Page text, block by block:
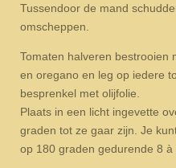
Tussendoor de mand
omscheppen.
Tomaten halveren bestrooien
en oregano en leg op iedere
besprenkel met olijfolie.
Plaats in een licht ingevette
graden tot ze gaar zijn. Je
op 180 graden gedurende 8 à